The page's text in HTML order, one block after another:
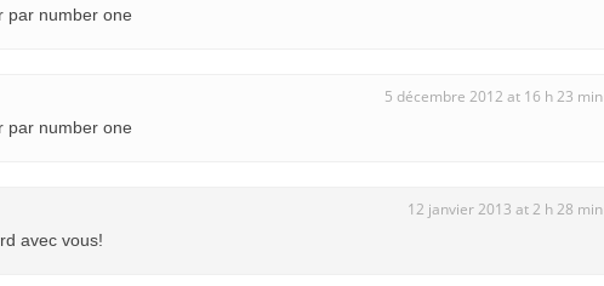
par number one
5 décembre 2012 at 16 h 23 min
par number one
12 janvier 2013 at 2 h 28 min
avec vous!